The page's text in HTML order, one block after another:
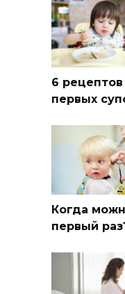
6
первых
Когда
первый